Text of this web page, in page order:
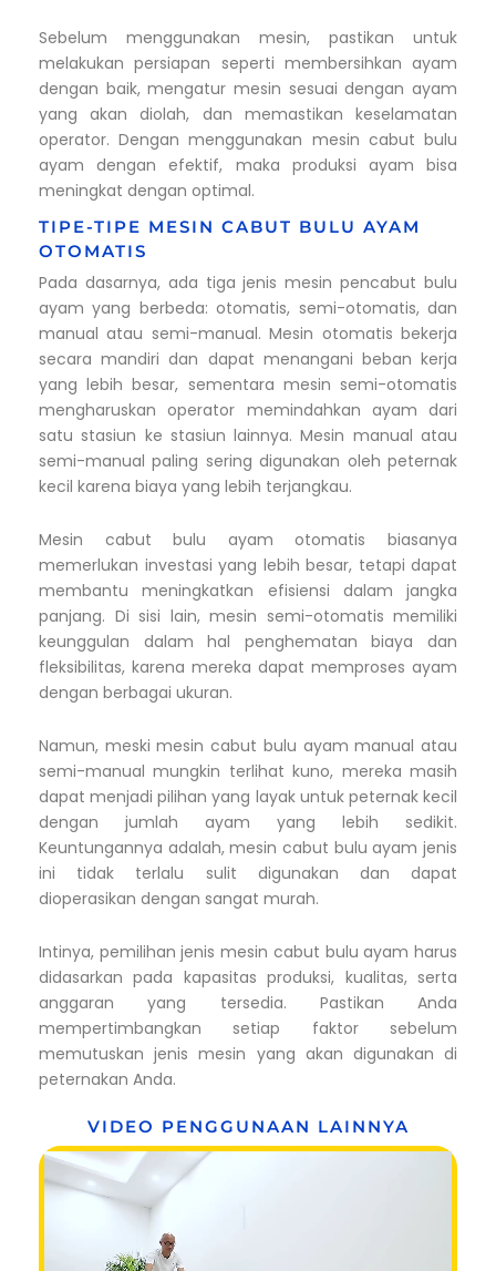
Sebelum menggunakan mesin, pastikan untuk
melakukan persiapan seperti membersihkan ayam
dengan baik, mengatur mesin sesuai dengan ayam
yang akan diolah, dan memastikan keselamatan
operator. Dengan menggunakan mesin cabut bulu
ayam dengan efektif, maka produksi ayam bisa
meningkat dengan optimal.
TIPE-TIPE MESIN CABUT BULU AYAM
OTOMATIS
Pada dasarnya, ada tiga jenis mesin pencabut bulu
ayam yang berbeda: otomatis, semi-otomatis, dan
manual atau semi-manual. Mesin otomatis bekerja
secara mandiri dan dapat menangani beban kerja
yang lebih besar, sementara mesin semi-otomatis
mengharuskan operator memindahkan ayam dari
satu stasiun ke stasiun lainnya. Mesin manual atau
semi-manual paling sering digunakan oleh peternak
kecil karena biaya yang lebih terjangkau.
Mesin cabut bulu ayam otomatis biasanya
memerlukan investasi yang lebih besar, tetapi dapat
membantu meningkatkan efisiensi dalam jangka
panjang. Di sisi lain, mesin semi-otomatis memiliki
keunggulan dalam hal penghematan biaya dan
fleksibilitas, karena mereka dapat memproses ayam
dengan berbagai ukuran.
Namun, meski mesin cabut bulu ayam manual atau
semi-manual mungkin terlihat kuno, mereka masih
dapat menjadi pilihan yang layak untuk peternak kecil
dengan jumlah ayam yang lebih sedikit.
Keuntungannya adalah, mesin cabut bulu ayam jenis
ini tidak terlalu sulit digunakan dan dapat
dioperasikan dengan sangat murah.
Intinya, pemilihan jenis mesin cabut bulu ayam harus
didasarkan pada kapasitas produksi, kualitas, serta
anggaran yang tersedia. Pastikan Anda
mempertimbangkan setiap faktor sebelum
memutuskan jenis mesin yang akan digunakan di
peternakan Anda.
VIDEO PENGGUNAAN LAINNYA